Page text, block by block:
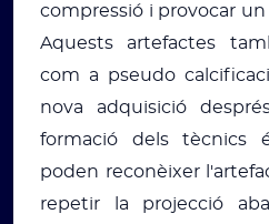
compressió i provocar
Aquests artefactes
com a pseudo
nova adquisició
formació dels tècnics
poden reconèixer
repetir la projecció